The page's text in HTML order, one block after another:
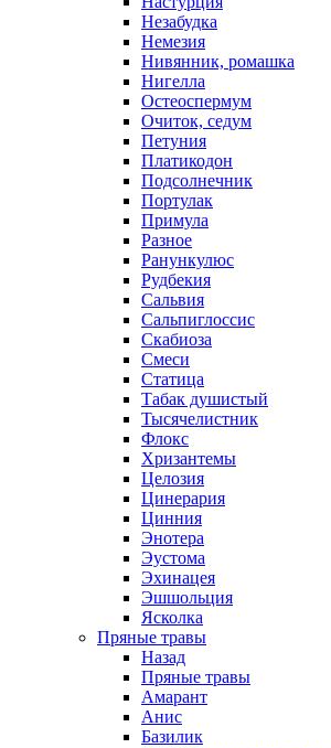
Незабудка
Немезия
Нивянник, ромашка
Нигелла
Остеоспермум
Очиток, седум
Петуния
Платикодон
Подсолнечник
Портулак
Примула
Разное
Ранункулюс
Рудбекия
Сальвия
Сальпиглоссис
Скабиоза
Смеси
Статица
Табак душистый
Тысячелистник
Флокс
Хризантемы
Целозия
Цинерария
Цинния
Энотера
Эустома
Эхинацея
Эшшольция
Ясколка
Пряные травы
Назад
Пряные травы
Амарант
Анис
Базилик